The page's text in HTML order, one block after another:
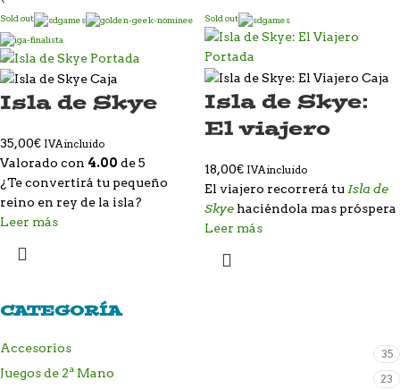
CATEGORÍA
Accesorios 35
Juegos de 2ª Mano 23
Sold out
Isla de Skye
35,00€ IVA incluido
Valorado con 4.00 de 5
¿Te convertirá tu pequeño
reino en rey de la isla?
Leer más
Sold out
Isla de Skye:
El viajero
18,00€ IVA incluido
El viajero recorrerá tu Isla de
Skye haciéndola mas próspera
Leer más